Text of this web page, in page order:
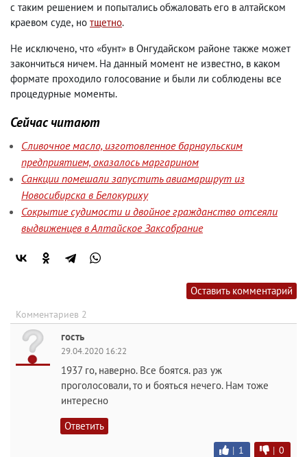
с таким решением и попытались обжаловать его в алтайском
краевом суде, но тщетно.
Не исключено, что «бунт» в Онгудайском районе также может
закончиться ничем. На данный момент не известно, в каком
формате проходило голосование и были ли соблюдены все
процедурные моменты.
Сейчас читают
Сливочное масло, изготовленное барнаульским
предприятием, оказалось маргарином
Санкции помешали запустить авиамаршрут из
Новосибирска в Белокуриху
Сокрытие судимости и двойное гражданство отсеяли
выдвиженцев в Алтайское Заксобрание
Оставить комментарий
Комментариев 2
гость
29.04.2020 16:22
1937 го, наверно. Все боятся. раз уж
проголосовали, то и бояться нечего. Нам тоже
интересно
Ответить
| 1 | 0